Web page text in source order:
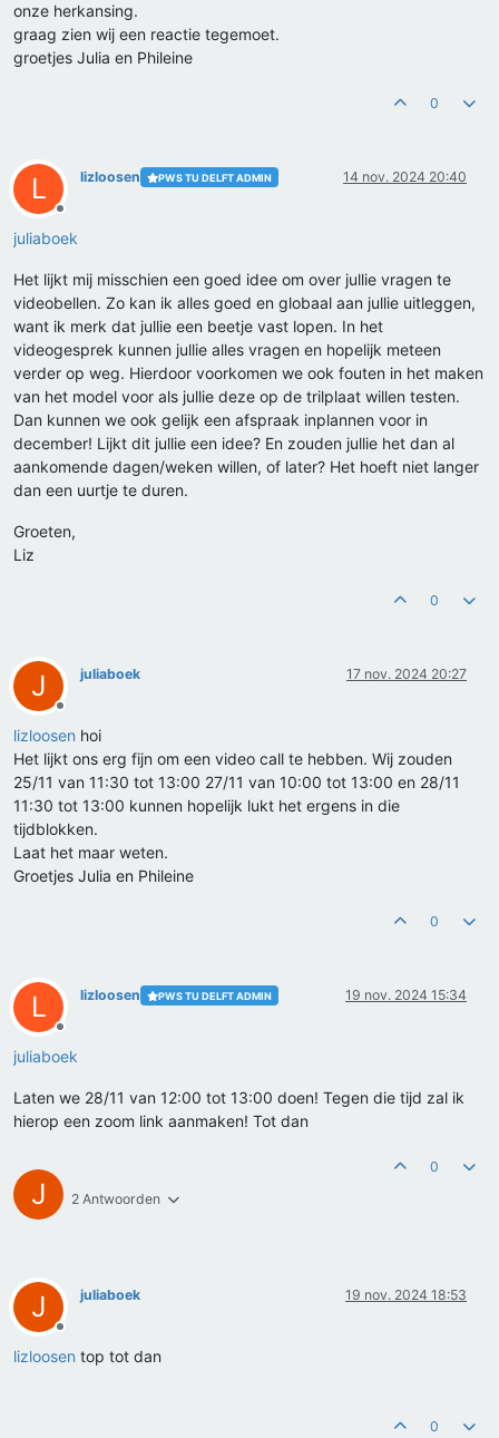
onze herkansing.
graag zien wij een reactie tegemoet.
groetjes Julia en Phileine
0
L
Offline
lizloosen PWS TU DELFT ADMIN 14 nov. 2024 20:40
juliaboek
Het lijkt mij misschien een goed idee om over jullie vragen te
videobellen. Zo kan ik alles goed en globaal aan jullie uitleggen,
want ik merk dat jullie een beetje vast lopen. In het
videogesprek kunnen jullie alles vragen en hopelijk meteen
verder op weg. Hierdoor voorkomen we ook fouten in het maken
van het model voor als jullie deze op de trilplaat willen testen.
Dan kunnen we ook gelijk een afspraak inplannen voor in
december! Lijkt dit jullie een idee? En zouden jullie het dan al
aankomende dagen/weken willen, of later? Het hoeft niet langer
dan een uurtje te duren.
Groeten,
Liz
0
J
Offline
juliaboek 17 nov. 2024 20:27
lizloosen hoi
Het lijkt ons erg fijn om een video call te hebben. Wij zouden
25/11 van 11:30 tot 13:00 27/11 van 10:00 tot 13:00 en 28/11
11:30 tot 13:00 kunnen hopelijk lukt het ergens in die
tijdblokken.
Laat het maar weten.
Groetjes Julia en Phileine
0
L
Offline
lizloosen PWS TU DELFT ADMIN 19 nov. 2024 15:34
juliaboek
Laten we 28/11 van 12:00 tot 13:00 doen! Tegen die tijd zal ik
hierop een zoom link aanmaken! Tot dan
J 2 Antwoorden
0
J
Offline
juliaboek 19 nov. 2024 18:53
lizloosen top tot dan
0